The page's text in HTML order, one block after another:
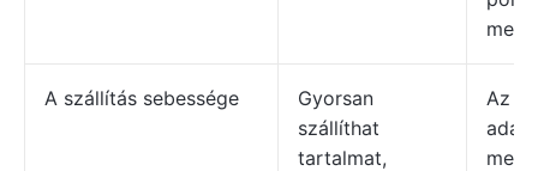
meg.
A szállítás sebessége
Gyorsan
szállíthat
tartalmat,
Az új